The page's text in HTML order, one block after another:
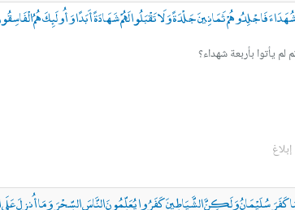
فَاجْلِدُوهُمْ ثَمَانِينَ جَلْدَةً وَلَا تَقْبَلُوا لَهُمْ شَهَادَةً أَبَدًا وَأُولَئِكَ هُمُ
يأتوا بأربعة شهداء؟
إبلاغ
كَفَرَ سُلَيْمَانُ وَلَكِنَّ الشَّيَاطِينَ كَفَرُوا يُعَلِّمُونَ النَّاسَ السِّحْرَ وَمَا